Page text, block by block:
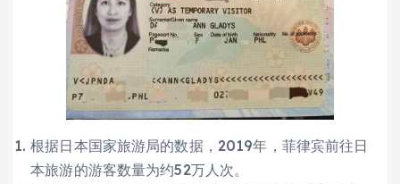
根据日本国家旅游局的数据，2019年，菲律宾前往日
本旅游的游客数量为约52万人次。